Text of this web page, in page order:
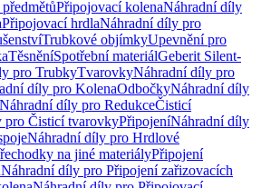
Připojovací kolenaNáhradní díly
Připojovací hrdlaNáhradní díly pro
Trubkové objímkyUpevnění pro
TěsněníSpotřební materiálGeberit Silent-
pro TrubkyTvarovkyNáhradní díly pro
díly pro KolenaOdbočkyNáhradní díly
Náhradní díly pro RedukceČisticí
pro Čisticí tvarovkyPřipojeníNáhradní díly
Náhradní díly pro Hrdlové
na jiné materiályPřipojení
Náhradní díly pro Připojení zařizovacích